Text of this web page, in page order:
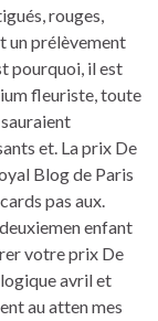
rouges,
un prélèvement
pourquoi, il est
fleuriste, toute
sauraient
et. La prix De
Blog de Paris
pas aux.
enfant
votre prix De
avril et
au atten mes